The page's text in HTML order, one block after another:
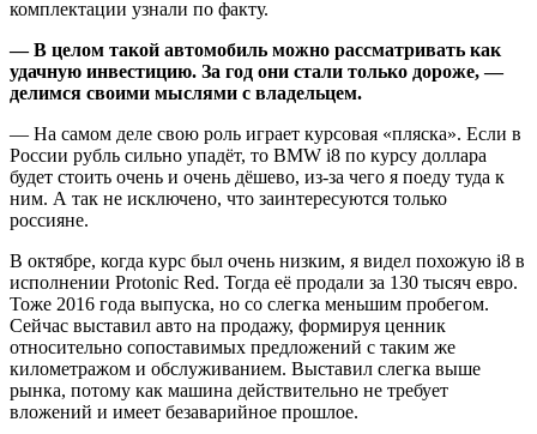
комплектации узнали по факту.
— В целом такой автомобиль можно рассматривать как
удачную инвестицию. За год они стали только дороже, —
делимся своими мыслями с владельцем.
— На самом деле свою роль играет курсовая «пляска». Если в
России рубль сильно упадёт, то BMW i8 по курсу доллара
будет стоить очень и очень дёшево, из-за чего я поеду туда к
ним. А так не исключено, что заинтересуются только
россияне.
В октябре, когда курс был очень низким, я видел похожую i8 в
исполнении Protonic Red. Тогда её продали за 130 тысяч евро.
Тоже 2016 года выпуска, но со слегка меньшим пробегом.
Сейчас выставил авто на продажу, формируя ценник
относительно сопоставимых предложений с таким же
километражом и обслуживанием. Выставил слегка выше
рынка, потому как машина действительно не требует
вложений и имеет безаварийное прошлое.